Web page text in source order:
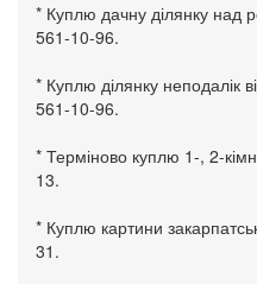
* Куплю дачну ділянку над
561-10-96.
* Куплю ділянку неподалік
561-10-96.
* Терміново куплю 1-, 2-
13.
* Куплю картини
31.